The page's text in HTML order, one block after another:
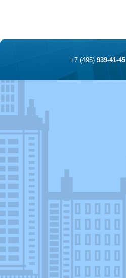
+7 (495)939-41-45